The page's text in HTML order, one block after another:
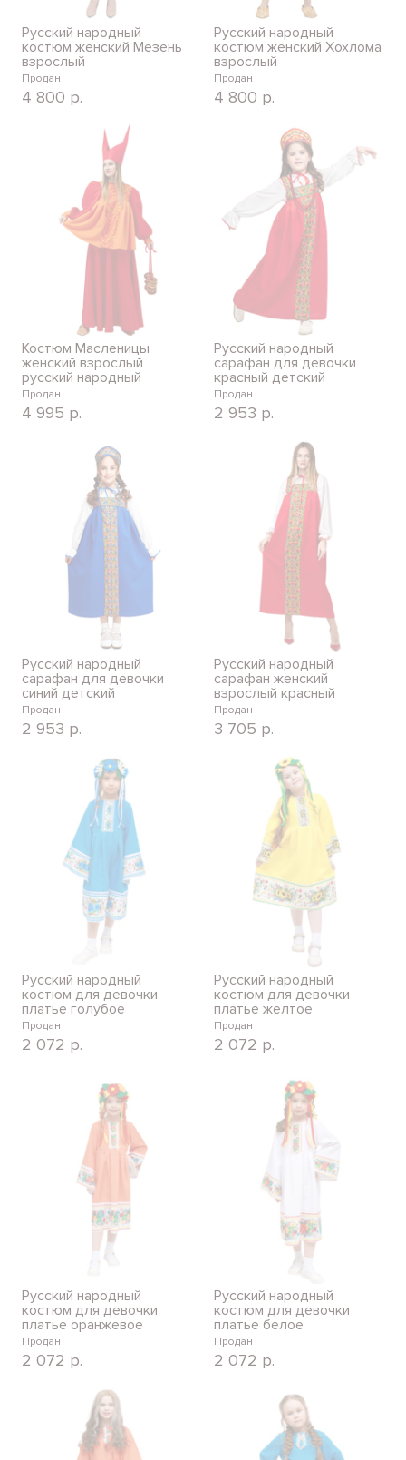
Русский народный
костюм женский Мезень
взрослый
Продан
4 800 р.
Русский народный
костюм женский Хохлома
взрослый
Продан
4 800 р.
Костюм Масленицы
женский взрослый
русский народный
Продан
4 995 р.
Русский народный
сарафан для девочки
красный детский
Продан
2 953 р.
Русский народный
сарафан для девочки
синий детский
Продан
2 953 р.
Русский народный
сарафан женский
взрослый красный
Продан
3 705 р.
Русский народный
костюм для девочки
платье голубое
Продан
2 072 р.
Русский народный
костюм для девочки
платье желтое
Продан
2 072 р.
Русский народный
костюм для девочки
платье оранжевое
Продан
2 072 р.
Русский народный
костюм для девочки
платье белое
Продан
2 072 р.